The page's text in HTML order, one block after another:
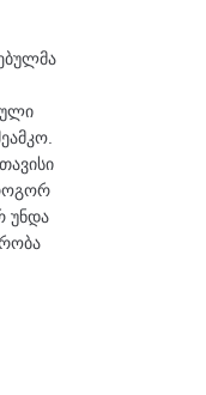
უნდა